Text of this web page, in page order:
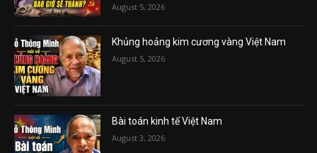
August 5, 2026
Khủng hoảng kim cương vàng Việt Nam
August 5, 2026
Bài toán kinh tế Việt Nam
August 3, 2026